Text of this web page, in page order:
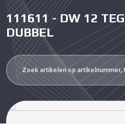
111611 - DW 12
DUBBEL